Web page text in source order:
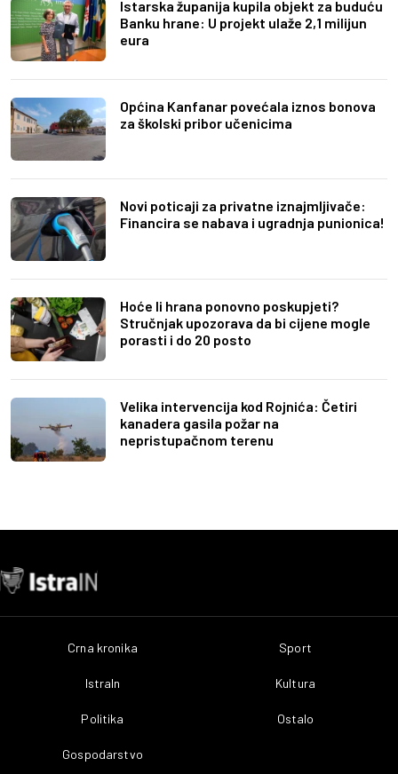
Istarska županija kupila objekt za buduću
Banku hrane: U projekt ulaže 2,1 milijun
eura
Općina Kanfanar povećala iznos bonova
za školski pribor učenicima
Novi poticaji za privatne iznajmljivače:
Financira se nabava i ugradnja punionica!
Hoće li hrana ponovno poskupjeti?
Stručnjak upozorava da bi cijene mogle
porasti i do 20 posto
Velika intervencija kod Rojnića: Četiri
kanadera gasila požar na
nepristupačnom terenu
Crna kronika
IstraIn
Politika
Gospodarstvo
Sport
Kultura
Ostalo